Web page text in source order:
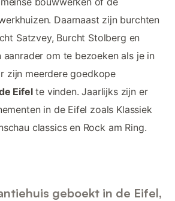
Daarnaast zijn burchten
Satzvey, Burcht Stolberg en
aanrader om te bezoeken als je in
zijn meerdere goedkope
Eifelte vinden. Jaarlijks zijn er
in de Eifel zoals Klassiek
classics en Rock am Ring.
geboekt in de Eifel,